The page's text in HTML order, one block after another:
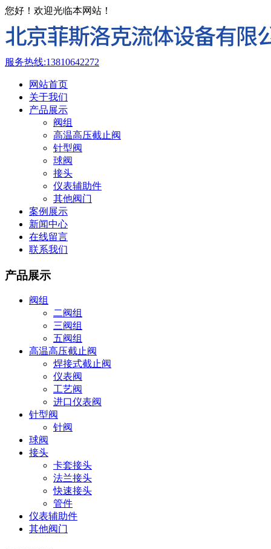
您好！欢迎光临本网站！
服务热线:13810642272
网站首页
关于我们
产品展示
阀组
高温高压截止阀
针型阀
球阀
接头
仪表辅助件
其他阀门
案例展示
新闻中心
在线留言
联系我们
产品展示
阀组
二阀组
三阀组
五阀组
高温高压截止阀
焊接式截止阀
仪表阀
工艺阀
进口仪表阀
针型阀
针阀
球阀
接头
卡套接头
法兰接头
快速接头
管件
仪表辅助件
其他阀门